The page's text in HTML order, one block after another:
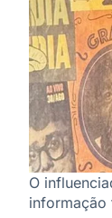
O
informação